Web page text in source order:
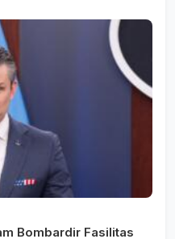
Bombardir Fasilitas